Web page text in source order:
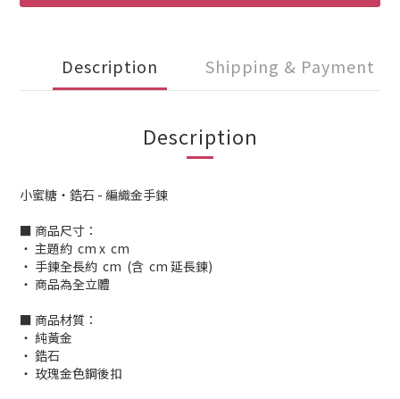
Description Shipping & Payment
Description
小蜜糖・鋯石 - 編織金手鍊
■ 商品尺寸：
‧ 主題約 cm x cm
‧ 手鍊全長約 cm (含 cm 延長鍊)
‧ 商品為全立體
■ 商品材質：
‧ 純黃金
‧ 鋯石
‧ 玫瑰金色鋼後扣